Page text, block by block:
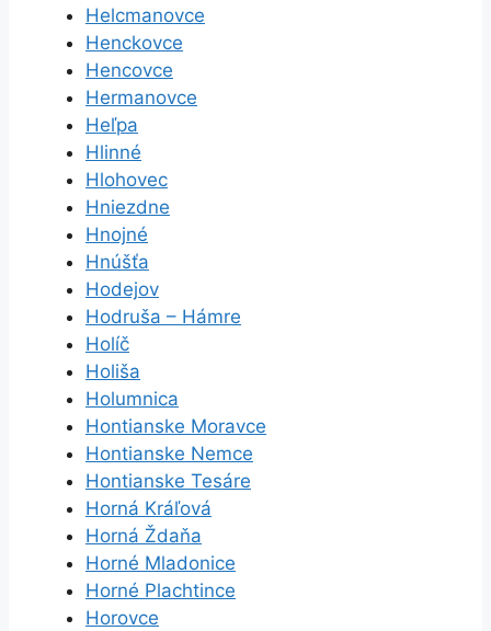
Helcmanovce
Henckovce
Hencovce
Hermanovce
Heľpa
Hlinné
Hlohovec
Hniezdne
Hnojné
Hnúšťa
Hodejov
Hodruša – Hámre
Holíč
Holiša
Holumnica
Hontianske Moravce
Hontianske Nemce
Hontianske Tesáre
Horná Kráľová
Horná Ždaňa
Horné Mladonice
Horné Plachtince
Horovce